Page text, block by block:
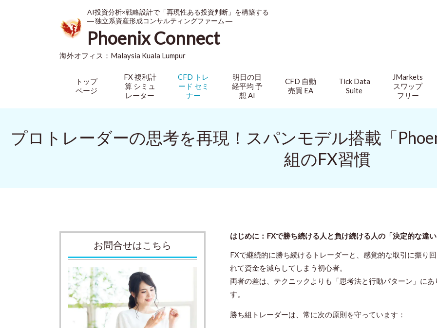
AI投資分析×戦略設計で「再現性ある投資判断」を構築する
― 独立系資産形成コンサルティングファーム ―
Phoenix Connect
海外オフィス： Malaysia Kuala Lumpur
トップ
ページ
FX 複利計
算 シミュ
レーター
CFD トレ
ード セミ
ナー
明日の日
経平均 予
想 AI
CFD 自動
売買 EA
Tick Data
Suite
JMarkets
スワップ
フリー
プロトレーダーの思考を再現！スパンモデル搭載「
組のFX習慣
はじめに：FXで勝ち続ける人と負け続ける人の「決定的な違い
FXで継続的に勝ち続けるトレーダーと、感覚的な取引に振り回
れて資金を減らしてしまう初心者。
両者の差は、テクニックよりも「思考法と行動パターン」にあ
す。
勝ち組トレーダーは、常に次の原則を守っています：
お問合せはこちら